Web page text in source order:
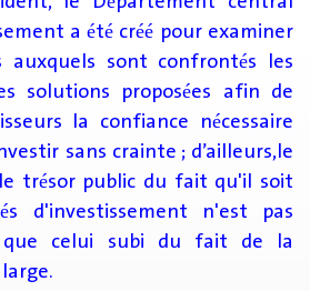
a été créé pour examiner
auxquels sont confrontés les
solutions proposées afin de
la confiance nécessaire
sans crainte ; d’ailleurs,le
trésor public du fait qu'il soit
d'investissement n'est pas
que celui subi du fait de la
.